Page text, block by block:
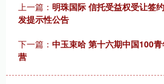
上一篇： 明珠国际 信托受益权受让签
发提示性公告
下一篇： 中玉束哈 第十六期中国100
营